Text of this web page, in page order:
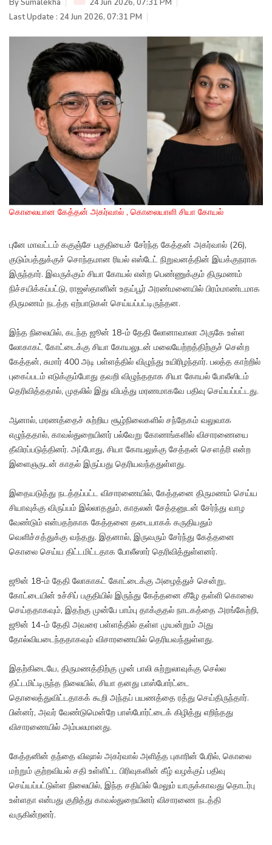
BySumalekha
24 Jun 2026, 07:31 PM
Last Update : 24 Jun 2026, 07:31 PM
கொலையான கேத்தன் அகர்வால் , கொலையாளி சியா கோயல்
புனே மாவட்டம் ககுஞ்சே பகுதியைச் சேர்ந்த கேத்தன் அகர்வால் (26),
குடும்பத்துக்குச் சொந்தமான ரியல் எஸ்டேட் நிறுவனத்தின் இயக்குநராக
இருந்தார். இவருக்கும் சியா கோயல் என்ற பெண்ணுக்கும் திருமணம்
நிச்சயிக்கப்பட்டு, ராஜஸ்தானின் உதய்பூர் அரண்மனையில் பிரம்மாண்டமாக
திருமணம் நடத்த ஏற்பாடுகள் செய்யப்பட்டிருந்தன.
இந்த நிலையில், கடந்த ஜூன் 18-ம் தேதி லோனாவாலா அருகே உள்ள
லோகாகட் கோட்டைக்கு சியா கோயலுடன் மலையேற்றத்திற்குச் சென்ற
கேத்தன், சுமார் 400 அடி பள்ளத்தில் விழுந்து உயிரிழந்தார். பலத்த காற்றில்
புகைப்படம் எடுக்கும்போது தவறி விழுந்ததாக சியா கோயல் போலீஸிடம்
தெரிவித்ததால், முதலில் இது விபத்து மரணமாகவே பதிவு செய்யப்பட்டது.
ஆனால், மரணத்தைச் சுற்றிய சூழ்நிலைகளில் சந்தேகம் வலுவாக
எழுந்ததால், காவல்துறையினர் பல்வேறு கோணங்களில் விசாரணையை
தீவிரப்படுத்தினர். அப்போது, சியா கோயலுக்கு சேத்தன் சௌத்ரி என்ற
இளைஞருடன் காதல் இருப்பது தெரியவந்ததுள்ளது.
இதையடுத்து நடத்தப்பட்ட விசாரணையில், கேத்தனை திருமணம் செய்ய
சியாவுக்கு விருப்பம் இல்லாததும், காதலன் சேத்தனுடன் சேர்ந்து வாழ
வேண்டும் என்பதற்காக கேத்தனை தடையாகக் கருதியதும்
வெளிச்சத்துக்கு வந்தது. இதனால், இருவரும் சேர்ந்து கேத்தனை
கொலை செய்ய திட்டமிட்டதாக போலீஸார் தெரிவித்துள்ளனர்.
ஜூன் 18-ம் தேதி லோகாகட் கோட்டைக்கு அழைத்துச் சென்று,
கோட்டையின் உச்சிப் பகுதியில் இருந்து கேத்தனை கீழே தள்ளி கொலை
செய்ததாகவும், இதற்கு முன்பே பாம்பு தாக்குதல் நாடகத்தை அரங்கேற்றி,
ஜூன் 14-ம் தேதி அவரை பள்ளத்தில் தள்ள முயன்றும் அது
தோல்வியடைந்ததாகவும் விசாரணையில் தெரியவந்துள்ளது.
இதற்கிடையே, திருமணத்திற்கு முன் பாலி சுற்றுலாவுக்கு செல்ல
திட்டமிட்டிருந்த நிலையில், சியா தனது பாஸ்போர்ட்டை
தொலைத்துவிட்டதாகக் கூறி அந்தப் பயணத்தை ரத்து செய்திருந்தார்.
பின்னர், அவர் வேண்டுமென்றே பாஸ்போர்ட்டைக் கிழித்து எறிந்தது
விசாரணையில் அம்பலமானது.
கேத்தனின் தந்தை விஷால் அகர்வால் அளித்த புகாரின் பேரில், கொலை
மற்றும் குற்றவியல் சதி உள்ளிட்ட பிரிவுகளின் கீழ் வழக்குப் பதிவு
செய்யப்பட்டுள்ள நிலையில், இந்த சதியில் மேலும் யாருக்காவது தொடர்பு
உள்ளதா என்பது குறித்து காவல்துறையினர் விசாரணை நடத்தி
வருகின்றனர்.